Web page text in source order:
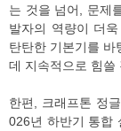
는 것을 넘어, 문제
발자의 역량이 더
탄탄한 기본기를 바
데 지속적으로 힘쓸
한편, 크래프톤 정
026년 하반기 통합